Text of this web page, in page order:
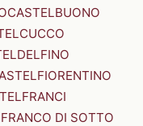
CASTELBUONO
DI SOTTO